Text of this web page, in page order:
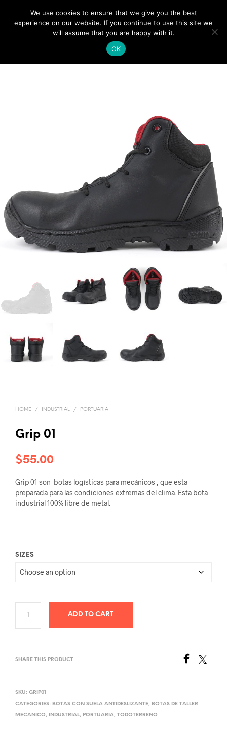
0
HOME / INDUSTRIAL / PORTUARIA
Grip 01
$55.00
Grip 01 son botas logísticas para mecánicos , que esta
preparada para las condiciones extremas del clima. Esta bota
industrial 100% libre de metal.
SIZES
ADD TO CART
SHARE THIS PRODUCT
SKU: GRIP01
CATEGORIES: BOTAS CON SUELA ANTIDESLIZANTE, BOTAS DE TALLER
MECANICO, INDUSTRIAL, PORTUARIA, TODOTERRENO
We use cookies to ensure that we give you the best
experience on our website. If you continue to use this site we
will assume that you are happy with it.
OK